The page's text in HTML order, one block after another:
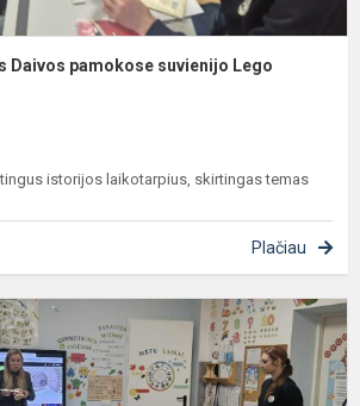
pamokose suvienijo Lego
istorijos laikotarpius, skirtingas temas
Plačiau